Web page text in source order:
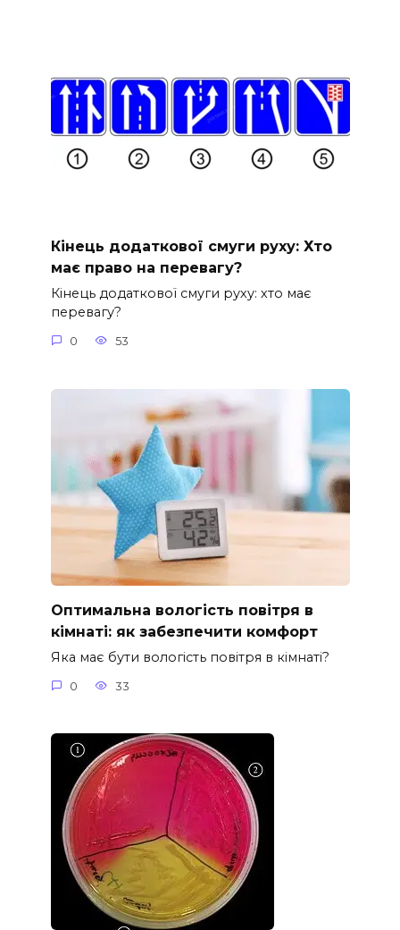
Кінець додаткової смуги руху: Хто
має право на перевагу?
Кінець додаткової смуги руху: хто має
перевагу?
0 53
Оптимальна вологість повітря в
кімнаті: як забезпечити комфорт
Яка має бути вологість повітря в кімнаті?
0 33